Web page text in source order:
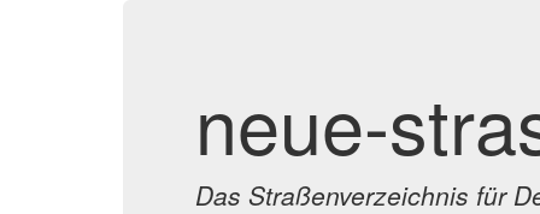
neue-
Das Straßenverzeichnis für